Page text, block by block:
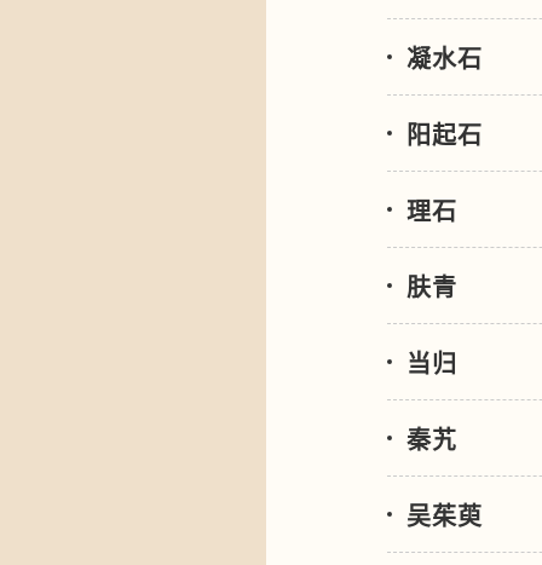
凝水石
阳起石
理石
肤青
当归
秦艽
吴茱萸